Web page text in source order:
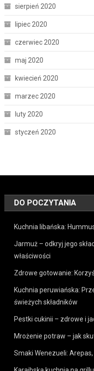
sierpień 2020
lipiec 2020
czerwiec 2020
maj 2020
kwiecień 2020
marzec 2020
luty 2020
styczeń 2020
DO POCZYTANIA
Kuchnia libańska:
Jarmuż – odkryj jego
właściwości
Zdrowe gotowanie:
Kuchnia peruwiańska:
świeżych składników
Pestki cukinii – zdrowe i
Mrożenie potraw – jak
Smaki Wenezueli: